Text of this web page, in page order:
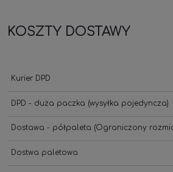
KOSZTY DOSTAWY
Kurier DPD
DPD - duża paczka (wysyłka pojedyncza)
Dostawa - półpaleta (Ograniczony
Dostwa paletowa